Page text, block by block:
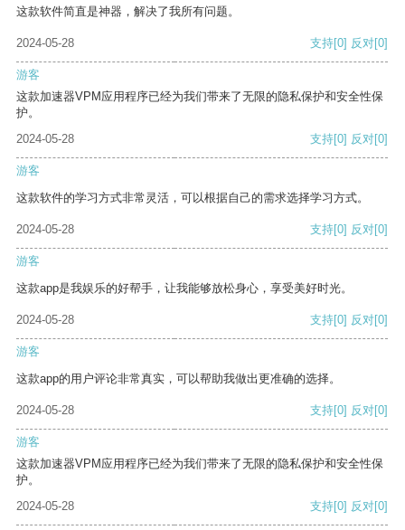
这款软件简直是神器，解决了我所有问题。
2024-05-28 支持[0] 反对[0]
游客
这款加速器VPM应用程序已经为我们带来了无限的隐私保护和安全性保
护。
2024-05-28
支持[0] 反对[0]
游客
这款软件的学习方式非常灵活，可以根据自己的需求选择学习方式。
2024-05-28 支持[0] 反对[0]
游客
这款app是我娱乐的好帮手，让我能够放松身心，享受美好时光。
2024-05-28 支持[0] 反对[0]
游客
这款app的用户评论非常真实，可以帮助我做出更准确的选择。
2024-05-28 支持[0] 反对[0]
游客
这款加速器VPM应用程序已经为我们带来了无限的隐私保护和安全性保
护。
2024-05-28
支持[0] 反对[0]